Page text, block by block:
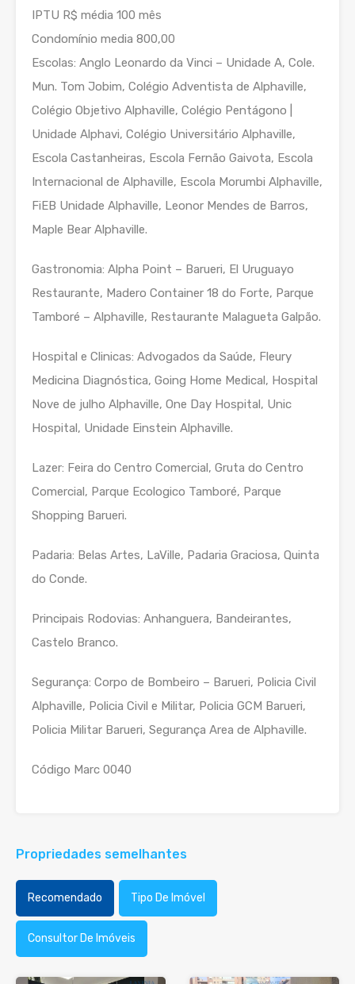
IPTU R$ média 100 mês
Condomínio media 800,00
Escolas: Anglo Leonardo da Vinci – Unidade A, Cole.
Mun. Tom Jobim, Colégio Adventista de Alphaville,
Colégio Objetivo Alphaville, Colégio Pentágono |
Unidade Alphavi, Colégio Universitário Alphaville,
Escola Castanheiras, Escola Fernão Gaivota, Escola
Internacional de Alphaville, Escola Morumbi Alphaville,
FiEB Unidade Alphaville, Leonor Mendes de Barros,
Maple Bear Alphaville.
Gastronomia: Alpha Point – Barueri, El Uruguayo
Restaurante, Madero Container 18 do Forte, Parque
Tamboré – Alphaville, Restaurante Malagueta Galpão.
Hospital e Clinicas: Advogados da Saúde, Fleury
Medicina Diagnóstica, Going Home Medical, Hospital
Nove de julho Alphaville, One Day Hospital, Unic
Hospital, Unidade Einstein Alphaville.
Lazer: Feira do Centro Comercial, Gruta do Centro
Comercial, Parque Ecologico Tamboré, Parque
Shopping Barueri.
Padaria: Belas Artes, LaVille, Padaria Graciosa, Quinta
do Conde.
Principais Rodovias: Anhanguera, Bandeirantes,
Castelo Branco.
Segurança: Corpo de Bombeiro – Barueri, Policia Civil
Alphaville, Policia Civil e Militar, Policia GCM Barueri,
Policia Militar Barueri, Segurança Area de Alphaville.
Código Marc 0040
Propriedades semelhantes
Recomendado Tipo De Imóvel
Consultor De Imóveis